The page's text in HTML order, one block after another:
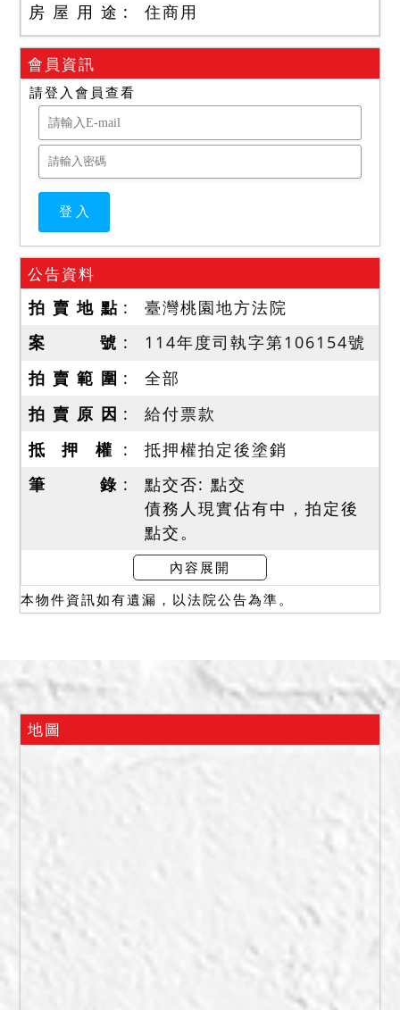
房 屋 用 途 住商用
會員資訊
請登入會員查看
公告資料
拍 賣 地 點
臺灣桃園地方法院
案 號
114年度司執字第106154號
拍 賣 範 圍
全部
拍 賣 原 因
給付票款
抵 押 權
抵押權拍定後塗銷
筆 錄
點交否: 點交
債務人現實佔有中，拍定後
點交。
使用情形
一、經詢問債務人，標的房
屋無停車位、無地震、火
二、現為債務人自住，無出
租，標的房屋無目視可見受
三、經地政測量，標的房屋
29弄12號房屋前空地/道路
備註
內容展開
本物件資訊如有遺漏，以法院公告為準。
地圖